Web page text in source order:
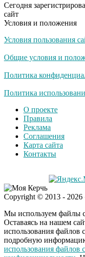
люди
Ролик
смеяться
Королева
оставит
Сегодня
сайт
Условия и положения
Условия пользования
Общие условия и
Политика
Политика
О проекте
Правила
Реклама
Соглашения
Карта сайта
Контакты
Copyright © 2013 -
Мы используем файлы
Оставаясь на нашем
использования файлов
подробную
использования файлов